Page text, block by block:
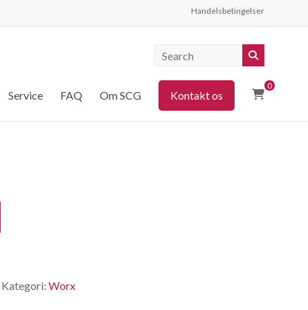
Handelsbetingelser
0
Service FAQ Om SCG Kontakt os
Kategori: Worx